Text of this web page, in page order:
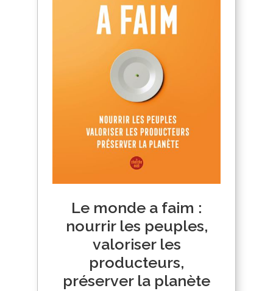
Le monde a faim :
nourrir les peuples,
valoriser les
producteurs,
préserver la planète